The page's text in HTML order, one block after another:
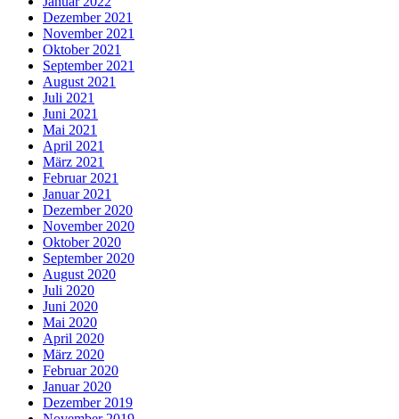
Dezember 2021
November 2021
Oktober 2021
September 2021
August 2021
Juli 2021
Juni 2021
Mai 2021
April 2021
März 2021
Februar 2021
Januar 2021
Dezember 2020
November 2020
Oktober 2020
September 2020
August 2020
Juli 2020
Juni 2020
Mai 2020
April 2020
März 2020
Februar 2020
Januar 2020
Dezember 2019